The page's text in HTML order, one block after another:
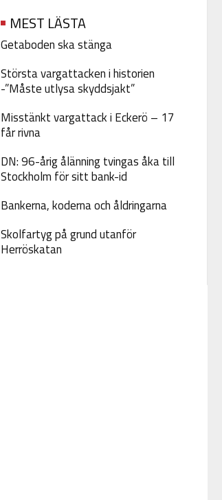
MEST LÄSTA
Getaboden ska stänga
Största vargattacken i historien
-”Måste utlysa skyddsjakt”
Misstänkt vargattack i Eckerö – 17
får rivna
DN: 96-årig ålänning tvingas åka till
Stockholm för sitt bank-id
Bankerna, koderna och åldringarna
Skolfartyg på grund utanför
Herröskatan